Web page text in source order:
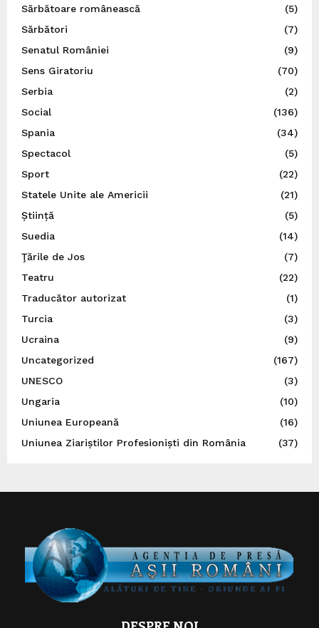
Sărbătoare românească
(5)
Sărbători
(7)
Senatul României
(9)
Sens Giratoriu
(70)
Serbia
(2)
Social
(136)
Spania
(34)
Spectacol
(5)
Sport
(22)
Statele Unite ale Americii
(21)
Știință
(5)
Suedia
(14)
Ţările de Jos
(7)
Teatru
(22)
Traducător autorizat
(1)
Turcia
(3)
Ucraina
(9)
Uncategorized
(167)
UNESCO
(3)
Ungaria
(10)
Uniunea Europeană
(16)
Uniunea Ziariștilor Profesioniști din România
(37)